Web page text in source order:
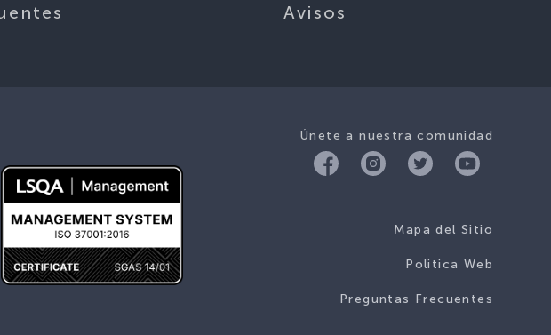
Avisos
Únete a nuestra comunidad
Mapa del Sitio
Politica Web
Preguntas Frecuentes